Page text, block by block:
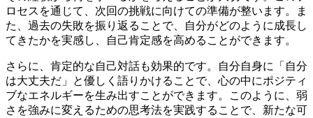
ロセスを通じて、次回の挑戦に向けての準備が整います。ま
た、過去の失敗を振り返ることで、自分がどのように成長し
てきたかを実感し、自己肯定感を高めることができます。
さらに、肯定的な自己対話も効果的です。自分自身に「自分
は大丈夫だ」と優しく語りかけることで、心の中にポジティ
ブなエネルギーを生み出すことができます。このように、弱
さを強みに変えるための思考法を実践することで、新たな可